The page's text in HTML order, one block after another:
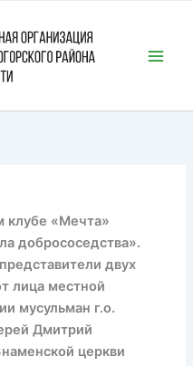
клубе «Мечта»
добрососедства».
двух
лица местной
мусульман г.о.
Дмитрий
церкви